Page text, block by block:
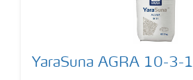
YaraSuna AGRA 10-3-1